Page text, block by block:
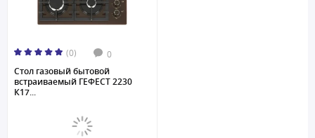
(0) 0
Стол газовый бытовой
встраиваемый ГЕФЕСТ 2230
К17...